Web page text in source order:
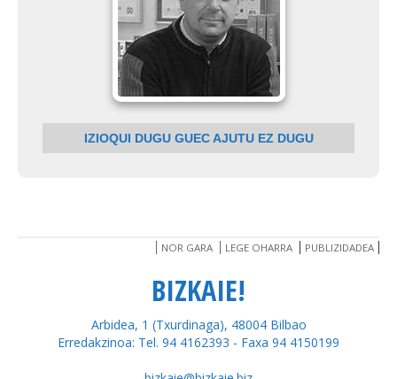
IZIOQUI DUGU GUEC AJUTU EZ DUGU
NOR GARA LEGE OHARRA PUBLIZIDADEA
BIZKAIE!
Arbidea, 1 (Txurdinaga), 48004 Bilbao
Erredakzinoa: Tel. 94 4162393 - Faxa 94 4150199